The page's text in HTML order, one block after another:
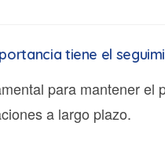
tiene el
para mantener el
a largo plazo.